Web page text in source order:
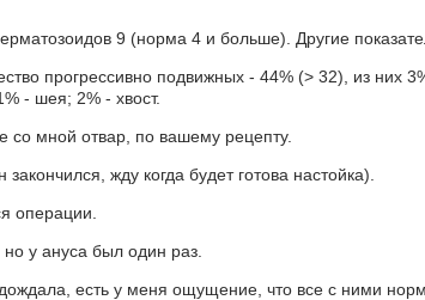
9 (норма 4 и больше). Другие
прогрессивно подвижных - 44% (> 32), из них
- шея; 2% - хвост.
со мной отвар, по вашему рецепту.
закончился, жду когда будет готова настойка).
операции.
у ануса был один раз.
есть у меня ощущение, что все с ними